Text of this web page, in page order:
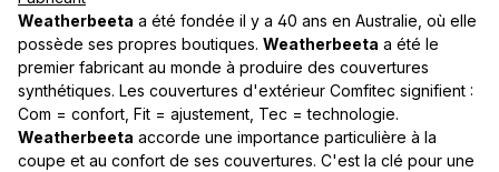
Weatherbeeta a été fondée il y a 40 ans en Australie, où elle
possède ses propres boutiques. Weatherbeeta a été le
premier fabricant au monde à produire des couvertures
synthétiques. Les couvertures d'extérieur Comfitec signifient :
Com = confort, Fit = ajustement, Tec = technologie.
Weatherbeeta accorde une importance particulière à la
coupe et au confort de ses couvertures. C'est la clé pour une